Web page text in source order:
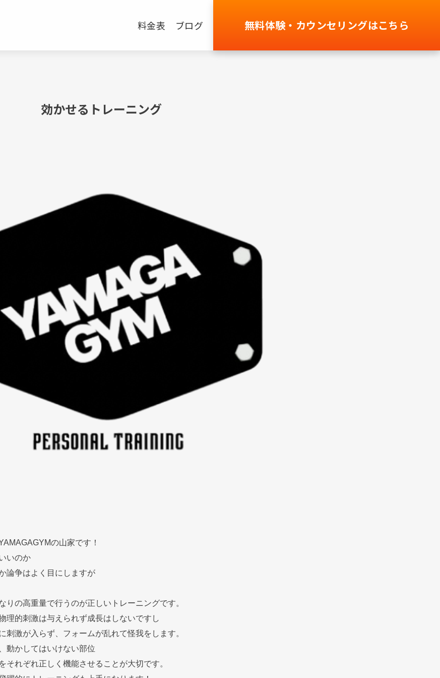
料金表 ブログ 無料体験・カウンセリングはこちら
効かせるトレーニング
の山家です！
いのか
論争はよく目にしますが
りの高重量で行うのが正しいトレーニングです。
理的刺激は与えられず成長はしないですし
刺激が入らず、フォームが乱れて怪我をします。
動かしてはいけない部位
それぞれ正しく機能させることが大切です。